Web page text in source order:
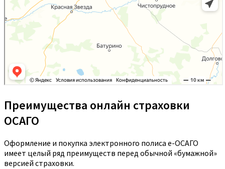
Преимущества онлайн страховки
ОСАГО
Оформление и покупка электронного полиса е-ОСАГО
имеет целый ряд преимуществ перед обычной «бумажной»
версией страховки.